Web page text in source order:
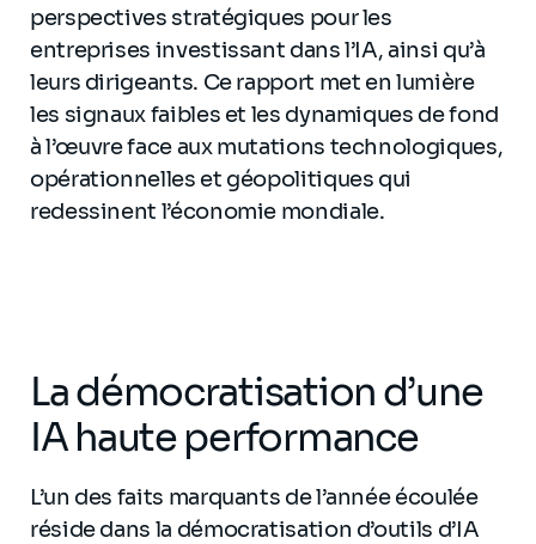
perspectives stratégiques pour les
entreprises investissant dans l’IA, ainsi qu’à
leurs dirigeants. Ce rapport met en lumière
les signaux faibles et les dynamiques de fond
à l’œuvre face aux mutations technologiques,
opérationnelles et géopolitiques qui
redessinent l’économie mondiale.
La démocratisation d’une
IA haute performance
L’un des faits marquants de l’année écoulée
réside dans la démocratisation d’outils d’IA